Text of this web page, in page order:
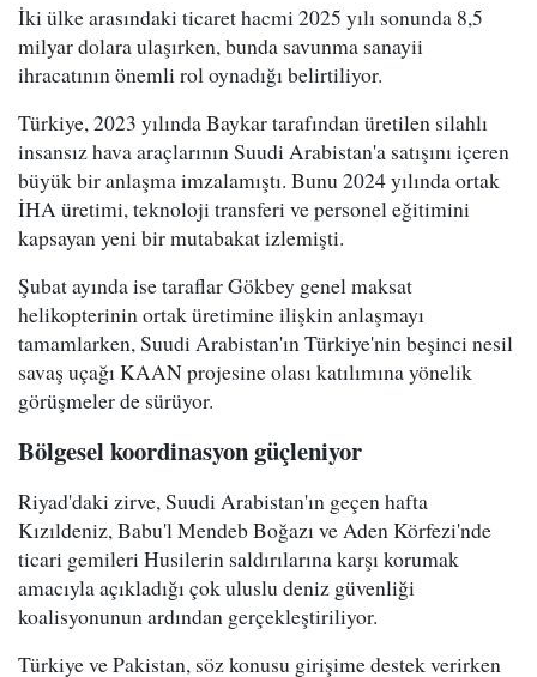
İki ülke arasındaki ticaret hacmi 2025 yılı sonunda 8,5
milyar dolara ulaşırken, bunda savunma sanayii
ihracatının önemli rol oynadığı belirtiliyor.
Türkiye, 2023 yılında Baykar tarafından üretilen silahlı
insansız hava araçlarının Suudi Arabistan'a satışını içeren
büyük bir anlaşma imzalamıştı. Bunu 2024 yılında ortak
İHA üretimi, teknoloji transferi ve personel eğitimini
kapsayan yeni bir mutabakat izlemişti.
Şubat ayında ise taraflar Gökbey genel maksat
helikopterinin ortak üretimine ilişkin anlaşmayı
tamamlarken, Suudi Arabistan'ın Türkiye'nin beşinci nesil
savaş uçağı KAAN projesine olası katılımına yönelik
görüşmeler de sürüyor.
Bölgesel koordinasyon güçleniyor
Riyad'daki zirve, Suudi Arabistan'ın geçen hafta
Kızıldeniz, Babu'l Mendeb Boğazı ve Aden Körfezi'nde
ticari gemileri Husilerin saldırılarına karşı korumak
amacıyla açıkladığı çok uluslu deniz güvenliği
koalisyonunun ardından gerçekleştiriliyor.
Türkiye ve Pakistan, söz konusu girişime destek verirken